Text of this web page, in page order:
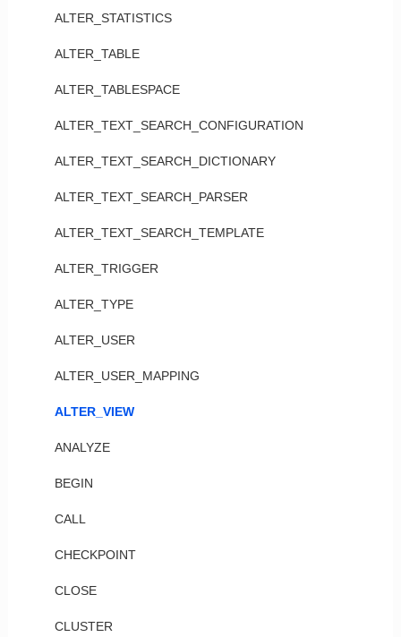
ALTER_STATISTICS
ALTER_TABLE
ALTER_TABLESPACE
ALTER_TEXT_SEARCH_CONFIGURATION
ALTER_TEXT_SEARCH_DICTIONARY
ALTER_TEXT_SEARCH_PARSER
ALTER_TEXT_SEARCH_TEMPLATE
ALTER_TRIGGER
ALTER_TYPE
ALTER_USER
ALTER_USER_MAPPING
ALTER_VIEW
ANALYZE
BEGIN
CALL
CHECKPOINT
CLOSE
CLUSTER